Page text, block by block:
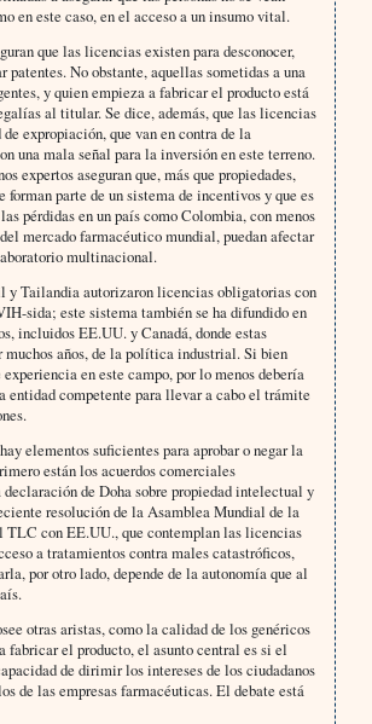
en este caso, en el acceso a un insumo vital.
que las licencias existen para desconocer,
patentes. No obstante, aquellas sometidas a una
y quien empieza a fabricar el producto está
al titular. Se dice, además, que las licencias
expropiación, que van en contra de la
una mala señal para la inversión en este terreno.
expertos aseguran que, más que propiedades,
forman parte de un sistema de incentivos y que es
pérdidas en un país como Colombia, con menos
mercado farmacéutico mundial, puedan afectar
multinacional.
y Tailandia autorizaron licencias obligatorias con
sida; este sistema también se ha difundido en
incluidos EE.UU. y Canadá, donde estas
muchos años, de la política industrial. Si bien
en este campo, por lo menos debería
entidad competente para llevar a cabo el trámite
elementos suficientes para aprobar o negar la
están los acuerdos comerciales
de Doha sobre propiedad intelectual y
resolución de la Asamblea Mundial de la
TLC con EE.UU., que contemplan las licencias
a tratamientos contra males catastróficos,
por otro lado, depende de la autonomía que al
otras aristas, como la calidad de los genéricos
fabricar el producto, el asunto central es si el
de dirimir los intereses de los ciudadanos
de las empresas farmacéuticas. El debate está